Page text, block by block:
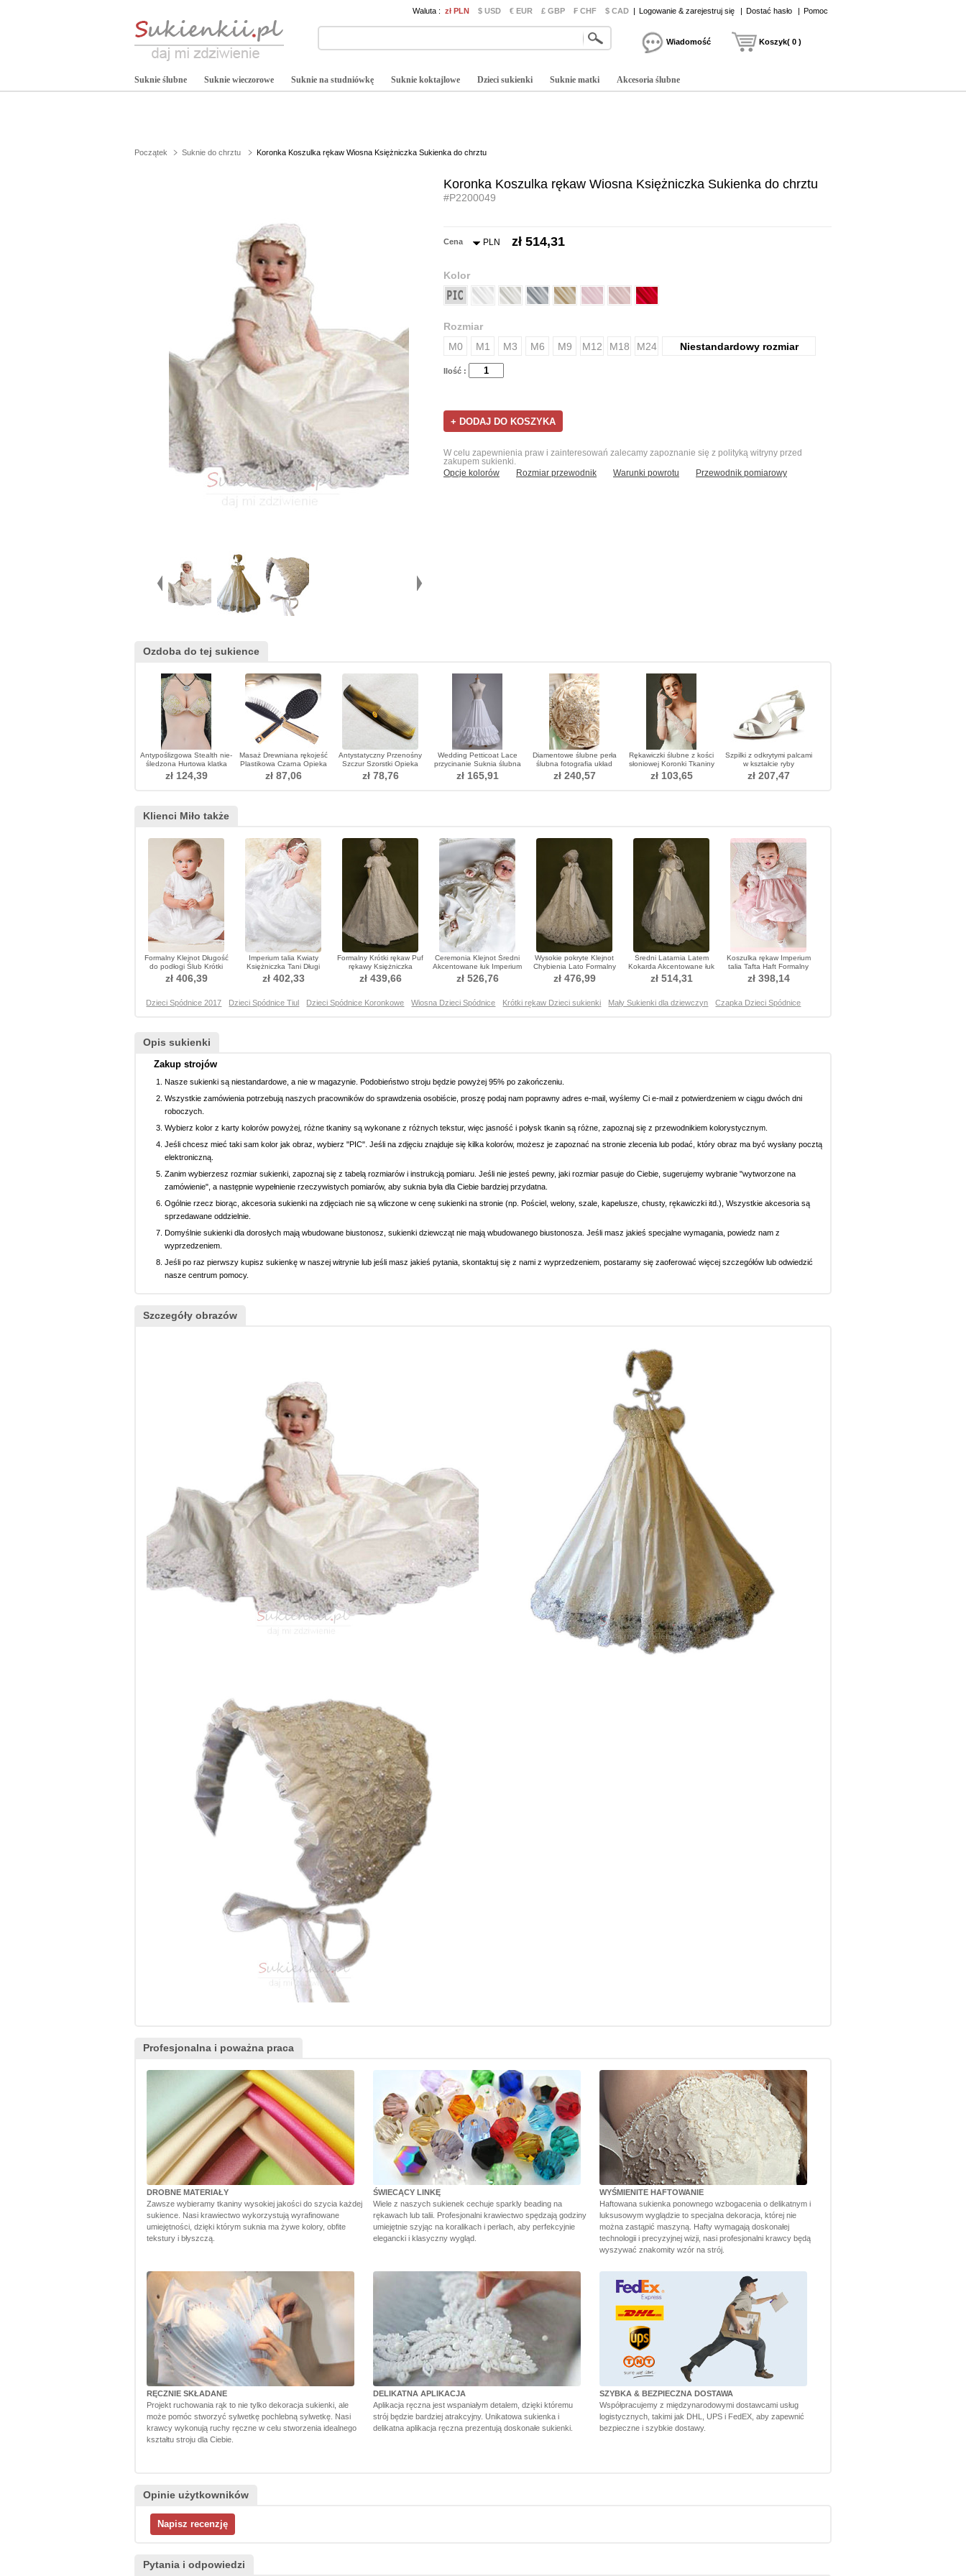
Waluta : zł PLN $ USD € EUR £ GBP ₣ CHF $ CAD | Logowanie & zarejestruj się | Dostać hasło | Pomoc
Wiadomość Koszyk( 0 )
Suknie ślubne Suknie wieczorowe Suknie na studniówkę Suknie koktajlowe Dzieci sukienki Suknie matki Akcesoria ślubne
Początek Suknie do chrztu Koronka Koszulka rękaw Wiosna Księżniczka Sukienka do chrztu
Koronka Koszulka rękaw Wiosna Księżniczka Sukienka do chrztu
#P2200049
Cena PLN zł 514,31
Kolor
Rozmiar
M0
M1 M3 M6 M9 M12 M18 M24 Niestandardowy rozmiar
Ilość :
W celu zapewnienia praw i zainteresowań zalecamy zapoznanie się z polityką witryny przed
zakupem sukienki.
Opcje kolorów
Rozmiar przewodnik Warunki powrotu Przewodnik pomiarowy
Ozdoba do tej sukience
Antypoślizgowa Stealth nie-
śledzona Hurtowa klatka
piersiowa Invisible
biustonosz
zł 124,39
Masaż Drewniana rękojeść
Plastikowa Czarna Opieka
Zdrowotna Mały Adornment
zł 87,06
Antystatyczny Przenośny
Szczur Szorstki Opieka
Medyczna Sprzedaż
Hurtowa
zł 78,76
Wedding Petticoat Lace
przycinanie Suknia ślubna
Long Polyester tafta
zł 165,91
Diamentowe ślubne perła
ślubna fotografia układ
dekoracji pomysły
gospodarstwa kwiaty
zł 240,57
Rękawiczki ślubne z kości
słoniowej Koronki Tkaniny
Koronkowe Shade Fall
Sexy
zł 103,65
Szpilki z odkrytymi palcami
w kształcie ryby
zł 207,47
Klienci Miło także
Formalny Klejnot Długość
do podłogi Ślub Krótki
rękaw Sukienka do chrztu
zł 406,39
Imperium talia Kwiaty
Księżniczka Tani Długi
Sukienka do chrztu
zł 402,33
Formalny Krótki rękaw Puf
rękawy Księżniczka
Sukienka do chrztu
zł 439,66
Ceremonia Klejnot Średni
Akcentowane łuk Imperium
talia Sukienka do chrztu
zł 526,76
Wysokie pokryte Klejnot
Chybienia Lato Formalny
Sukienka do chrztu
zł 476,99
Średni Latarnia Latem
Kokarda Akcentowane łuk
Sukienka do chrztu
zł 514,31
Koszulka rękaw Imperium
talia Tafta Haft Formalny
Sukienka do chrztu
zł 398,14
Dzieci Spódnice 2017 Dzieci Spódnice Tiul Dzieci Spódnice Koronkowe Wiosna Dzieci Spódnice Krótki rękaw Dzieci sukienki Mały Sukienki dla dziewczyn Czapka Dzieci Spódnice
Opis sukienki
Zakup strojów
Nasze sukienki są niestandardowe, a nie w magazynie. Podobieństwo stroju będzie powyżej 95% po zakończeniu.
Wszystkie zamówienia potrzebują naszych pracowników do sprawdzenia osobiście, proszę podaj nam poprawny adres e-mail, wyślemy Ci e-mail z potwierdzeniem w ciągu dwóch dni
roboczych.
Wybierz kolor z karty kolorów powyżej, różne tkaniny są wykonane z różnych tekstur, więc jasność i połysk tkanin są różne, zapoznaj się z przewodnikiem kolorystycznym.
Jeśli chcesz mieć taki sam kolor jak obraz, wybierz "PIC". Jeśli na zdjęciu znajduje się kilka kolorów, możesz je zapoznać na stronie zlecenia lub podać, który obraz ma być wysłany pocztą
elektroniczną.
Zanim wybierzesz rozmiar sukienki, zapoznaj się z tabelą rozmiarów i instrukcją pomiaru. Jeśli nie jesteś pewny, jaki rozmiar pasuje do Ciebie, sugerujemy wybranie "wytworzone na
zamówienie", a następnie wypełnienie rzeczywistych pomiarów, aby suknia była dla Ciebie bardziej przydatna.
Ogólnie rzecz biorąc, akcesoria sukienki na zdjęciach nie są wliczone w cenę sukienki na stronie (np. Pościel, welony, szale, kapelusze, chusty, rękawiczki itd.), Wszystkie akcesoria są
sprzedawane oddzielnie.
Domyślnie sukienki dla dorosłych mają wbudowane biustonosz, sukienki dziewcząt nie mają wbudowanego biustonosza. Jeśli masz jakieś specjalne wymagania, powiedz nam z
wyprzedzeniem.
Jeśli po raz pierwszy kupisz sukienkę w naszej witrynie lub jeśli masz jakieś pytania, skontaktuj się z nami z wyprzedzeniem, postaramy się zaoferować więcej szczegółów lub odwiedzić
nasze centrum pomocy.
Szczegóły obrazów
Profesjonalna i poważna praca
DROBNE MATERIAŁY
Zawsze wybieramy tkaniny wysokiej jakości do szycia każdej
sukience. Nasi krawiectwo wykorzystują wyrafinowane
umiejętności, dzięki którym suknia ma żywe kolory, obfite
tekstury i błyszczą.
ŚWIECĄCY LINKĘ
Wiele z naszych sukienek cechuje sparkly beading na
rękawach lub talii. Profesjonalni krawiectwo spędzają godziny
umiejętnie szyjąc na koralikach i perłach, aby perfekcyjnie
elegancki i klasyczny wygląd.
WYŚMIENITE HAFTOWANIE
Haftowana sukienka ponownego wzbogacenia o delikatnym i
luksusowym wyglądzie to specjalna dekoracja, której nie
można zastąpić maszyną. Hafty wymagają doskonałej
technologii i precyzyjnej wizji, nasi profesjonalni krawcy będą
wyszywać znakomity wzór na strój.
RĘCZNIE SKŁADANE
Projekt ruchowania rąk to nie tylko dekoracja sukienki, ale
może pomóc stworzyć sylwetkę pochlebną sylwetkę. Nasi
krawcy wykonują ruchy ręczne w celu stworzenia idealnego
kształtu stroju dla Ciebie.
DELIKATNA APLIKACJA
Aplikacja ręczna jest wspaniałym detalem, dzięki któremu
strój będzie bardziej atrakcyjny. Unikatowa sukienka i
delikatna aplikacja ręczna prezentują doskonałe sukienki.
SZYBKA & BEZPIECZNA DOSTAWA
Współpracujemy z międzynarodowymi dostawcami usług
logistycznych, takimi jak DHL, UPS i FedEX, aby zapewnić
bezpieczne i szybkie dostawy.
Opinie użytkowników
Pytania i odpowiedzi